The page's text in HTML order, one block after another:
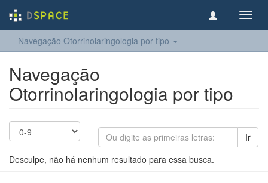
Navegação Otorrinolaringologia por tipo
Navegação
Otorrinolaringologia por tipo
Ir
Desculpe, não há nenhum resultado para essa busca.